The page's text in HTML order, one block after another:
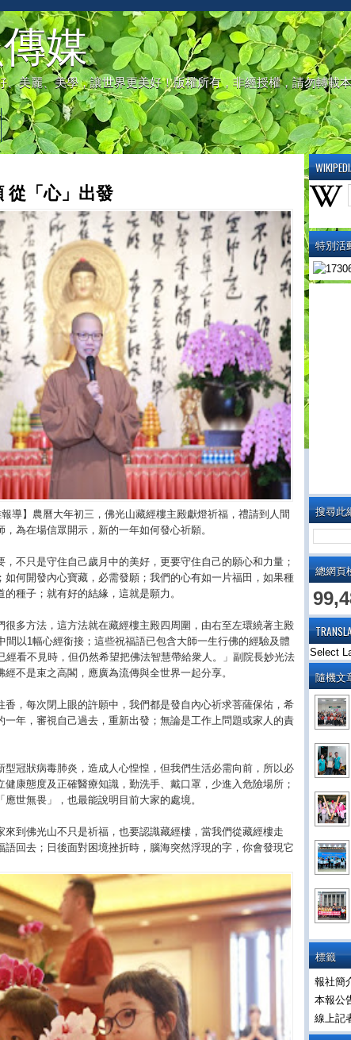
媒
美麗、美學，讓世界更美好！版權所有，非經授權，請勿轉載
特別活
搜尋此
總網頁
Select
隨機文
標籤
報社簡
本報公
線上記
從「心」出發
報導】農曆大年初三，佛光山藏經樓主殿獻燈祈福，禮請到人間
為在場信眾開示，新的一年如何發心祈願。
不只是守住自己歲月中的美好，更要守住自己的願心和力量；
如何開發內心寶藏，必需發願；我們的心有如一片福田，如果種
種子；就有好的結緣，這就是願力。
很多方法，這方法就在藏經樓主殿四周圍，由右至左環繞著主殿
間以1幅心經銜接；這些祝福語已包含大師一生行佛的經驗及體
經看不見時，但仍然希望把佛法智慧帶給衆人。」副院長妙光法
不是束之高閣，應廣為流傳與全世界一起分享。
香，每次閉上眼的許願中，我們都是發自內心祈求菩薩保佑，希
一年，審視自己過去，重新出發；無論是工作上問題或家人的責
型冠狀病毒肺炎，造成人心惶惶，但我們生活必需向前，所以必
健康態度及正確醫療知識，勤洗手、戴口罩，少進入危險場所；
世無畏」，也最能說明目前大家的處境。
來到佛光山不只是祈福，也要認識藏經樓，當我們從藏經樓走
語回去；日後面對困境挫折時，腦海突然浮現的字，你會發現它